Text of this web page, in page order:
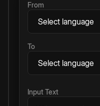
From
To
Input Text